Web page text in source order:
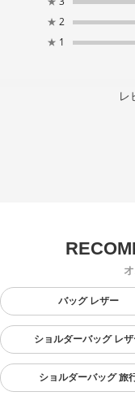
★ 2
★ 1
レ
バッグ レザー
ショルダーバッグ レザ
ショルダーバッグ 旅